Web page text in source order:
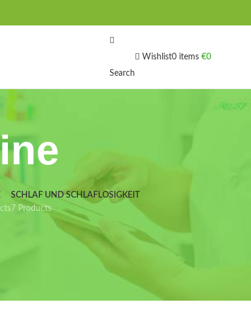
Search
Wishlist0 items €0
SCHLAF UND SCHLAFLOSIGKEIT
7 Products